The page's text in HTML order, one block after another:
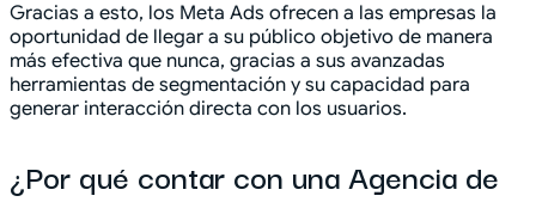
Gracias a esto, los Meta Ads ofrecen a las empresas la
oportunidad de llegar a su público objetivo de manera
más efectiva que nunca, gracias a sus avanzadas
herramientas de segmentación y su capacidad para
generar interacción directa con los usuarios.
¿Por qué contar con una Agencia de